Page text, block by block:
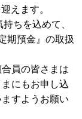
えます。
ちを込めて、
期預金』の取扱
員の皆さまは
にもお申し込
すようお願い